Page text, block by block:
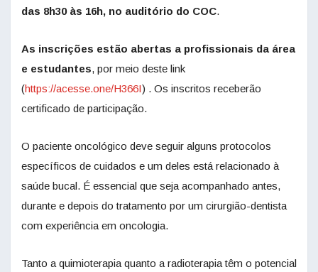
das 8h30 às 16h, no auditório do COC.
As inscrições estão abertas a profissionais da área
e estudantes, por meio deste link
(https://acesse.one/H366I) . Os inscritos receberão
certificado de participação.
O paciente oncológico deve seguir alguns protocolos
específicos de cuidados e um deles está relacionado à
saúde bucal. É essencial que seja acompanhado antes,
durante e depois do tratamento por um cirurgião-dentista
com experiência em oncologia.
Tanto a quimioterapia quanto a radioterapia têm o potencial